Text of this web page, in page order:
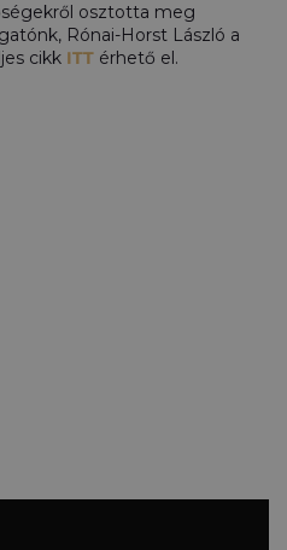
osztotta meg
Rónai-Horst László a
cikk ITT érhető el.